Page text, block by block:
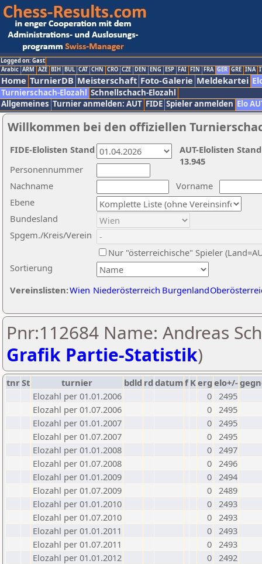
Logged on: Gast
Arabic ARM AZE BIH BUL CAT CHN CRO CZE DEN ENG ESP FAI FIN FRA GER GRE INA
Home TurnierDB Meisterschaft Foto-Galerie Meldekartei
Turnierschach-Elozahl Schnellschach-Elozahl
Allgemeines Turnier anmelden: AUT FIDE Spieler anmelden Elo
Willkommen bei den offiziellen
Nachname
Vorname
Ebene
Sortierung
Personennummer
Bundesland
Spgem./Kreis/Verein
Nur "österreichische" Spieler
Vereinslisten:Wien Niederösterreich Burgenland
AUT-Elolisten
13.945
FIDE-Elolisten Stand
Pnr:112684 Name: Andreas
Grafik Partie-Statistik)
tnrSt turnier bdld rd datumf Kerg elo+/-
Elozahl per 01.01.2006
0 2495
Elozahl per 01.07.2006
0 2495
Elozahl per 01.01.2007
0 2495
Elozahl per 01.07.2007
0 2495
Elozahl per 01.01.2008
0 2497
Elozahl per 01.07.2008
0 2496
Elozahl per 01.01.2009
0 2494
Elozahl per 01.07.2009
0 2489
Elozahl per 01.01.2010
0 2493
Elozahl per 01.07.2010
0 2493
Elozahl per 01.01.2011
0 2493
Elozahl per 01.07.2011
0 2493
Elozahl per 01.01.2012
0 2492